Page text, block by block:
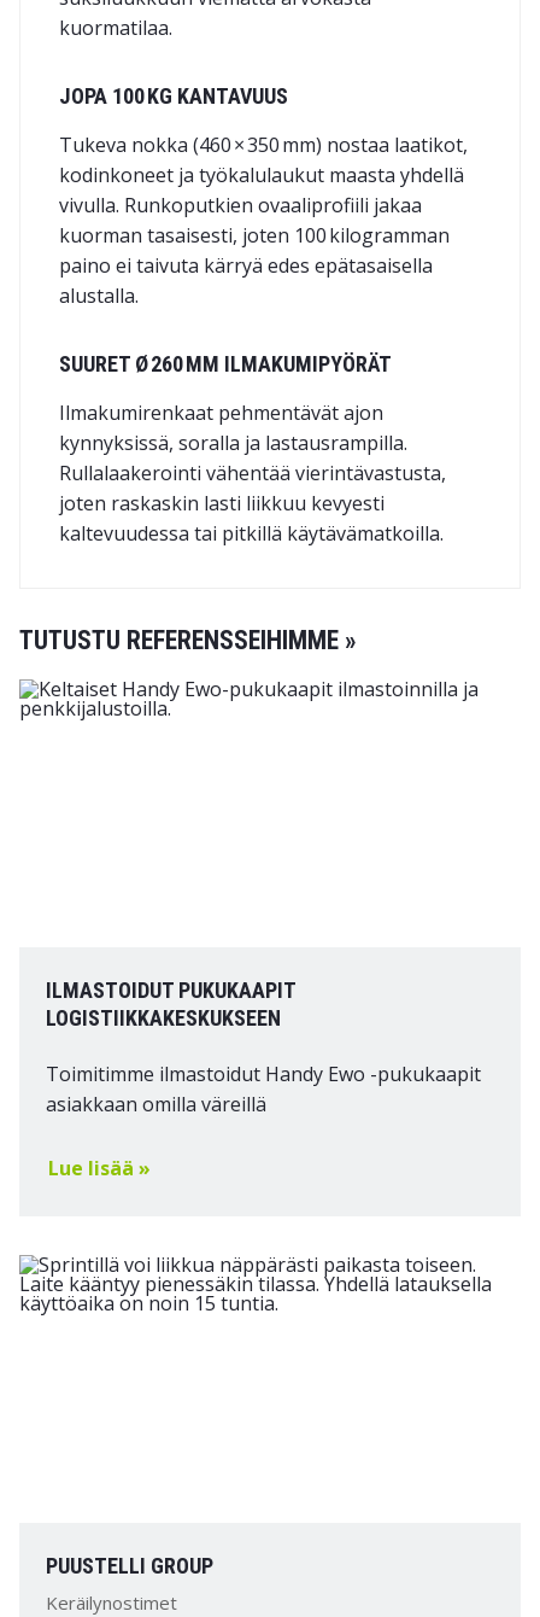
kuormatilaa.
JOPA 100 KG KANTAVUUS
Tukeva nokka (460 × 350 mm) nostaa laatikot,
kodinkoneet ja työkalulaukut maasta yhdellä
vivulla. Runkoputkien ovaaliprofiili jakaa
kuorman tasaisesti, joten 100 kilogramman
paino ei taivuta kärryä edes epätasaisella
alustalla.
SUURET Ø 260 MM ILMAKUMIPYÖRÄT
Ilmakumirenkaat pehmentävät ajon
kynnyksissä, soralla ja lastaus­rampilla.
Rullalaakerointi vähentää vierintä­vastusta,
joten raskaskin lasti liikkuu kevyesti
kaltevuudessa tai pitkillä käytävämatkoilla.
TUTUSTU REFERENSSEIHIMME »
ILMASTOIDUT PUKUKAAPIT
LOGISTIIKKAKESKUKSEEN
Toimitimme ilmastoidut Handy Ewo -pukukaapit
asiakkaan omilla väreillä
Lue lisää »
PUUSTELLI GROUP
Keräilynostimet